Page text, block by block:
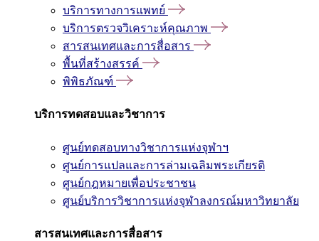
บริการทางการแพทย์
บริการตรวจวิเคราะห์คุณภาพ
สารสนเทศและการสื่อสาร
พื้นที่สร้างสรรค์
พิพิธภัณฑ์
บริการทดสอบและวิชาการ
ศูนย์ทดสอบทางวิชาการแห่งจุฬาฯ
ศูนย์การแปลและการล่ามเฉลิมพระเกียรติ
ศูนย์กฎหมายเพื่อประชาชน
ศูนย์บริการวิชาการแห่งจุฬาลงกรณ์มหาวิทยาลัย
สารสนเทศและการสื่อสาร